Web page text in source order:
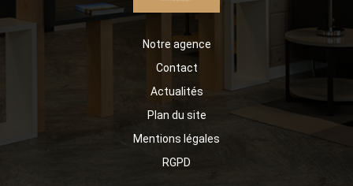
Notre agence
Contact
Actualités
Plan du site
Mentions légales
RGPD